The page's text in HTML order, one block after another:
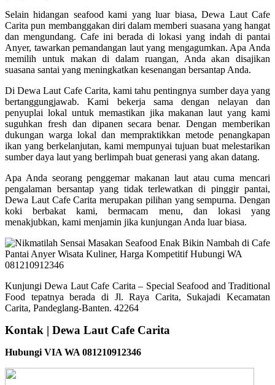
Selain hidangan seafood kami yang luar biasa, Dewa Laut Cafe
Carita pun membanggakan diri dalam memberi suasana yang hangat
dan mengundang. Cafe ini berada di lokasi yang indah di pantai
Anyer, tawarkan pemandangan laut yang mengagumkan. Apa Anda
memilih untuk makan di dalam ruangan, Anda akan disajikan
suasana santai yang meningkatkan kesenangan bersantap Anda.
Di Dewa Laut Cafe Carita, kami tahu pentingnya sumber daya yang
bertanggungjawab. Kami bekerja sama dengan nelayan dan
penyuplai lokal untuk memastikan jika makanan laut yang kami
suguhkan fresh dan dipanen secara benar. Dengan memberikan
dukungan warga lokal dan mempraktikkan metode penangkapan
ikan yang berkelanjutan, kami mempunyai tujuan buat melestarikan
sumber daya laut yang berlimpah buat generasi yang akan datang.
Apa Anda seorang penggemar makanan laut atau cuma mencari
pengalaman bersantap yang tidak terlewatkan di pinggir pantai,
Dewa Laut Cafe Carita merupakan pilihan yang sempurna. Dengan
koki berbakat kami, bermacam menu, dan lokasi yang
menakjubkan, kami menjamin jika kunjungan Anda luar biasa.
Kunjungi Dewa Laut Cafe Carita – Special Seafood and Traditional
Food tepatnya berada di Jl. Raya Carita, Sukajadi Kecamatan
Carita, Pandeglang-Banten. 42264
Kontak | Dewa Laut Cafe Carita
Hubungi VIA WA 081210912346